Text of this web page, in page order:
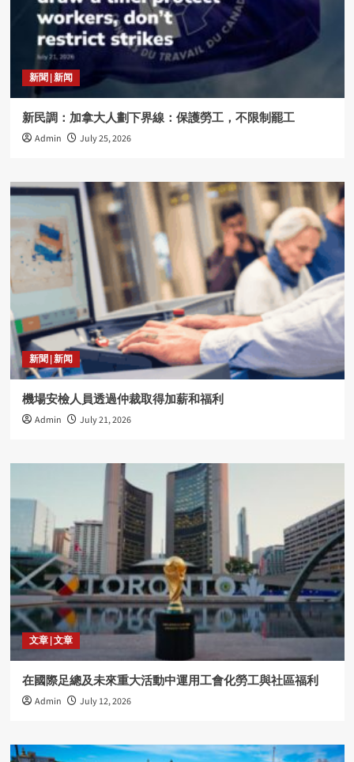
新聞 | 新闻
新民調：加拿大人劃下界線：保護勞工，不限制罷工
Admin July 25, 2026
新聞 | 新闻
機場安檢人員透過仲裁取得加薪和福利
Admin July 21, 2026
文章 | 文章
在國際足總及未來重大活動中運用工會化勞工與社區福利
Admin July 12, 2026